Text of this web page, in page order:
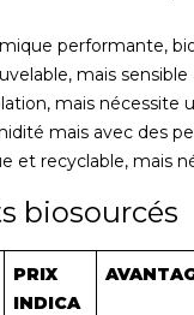
performante,
mais sensible
mais
mais avec des
et recyclable, mais
biosourcés
PRIX
INDICA